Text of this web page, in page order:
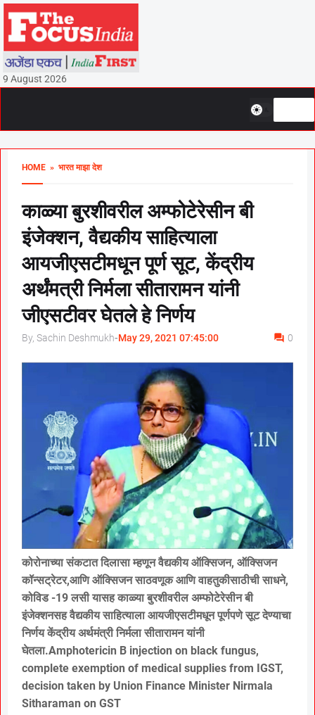
9 August 2026
HOME » भारत माझा देश
काळ्या बुरशीवरील अम्फोटेरेसीन बी
इंजेक्शन, वैद्यकीय साहित्याला
आयजीएसटीमधून पूर्ण सूट, केंद्रीय
अर्थंमत्री निर्मला सीतारामन यांनी
जीएसटीवर घेतले हे निर्णय
By, Sachin Deshmukh-May 29, 2021 07:45:00 0
कोरोनाच्या संकटात दिलासा म्हणून वैद्यकीय ऑक्सिजन, ऑक्सिजन
कॉन्सट्रेटर,आणि ऑक्सिजन साठवणूक आणि वाहतुकीसाठीची साधने,
कोविड -19 लसी यासह काळ्या बुरशीवरील अम्फोटेरेसीन बी
इंजेक्शनसह वैद्यकीय साहित्याला आयजीएसटीमधून पूर्णपणे सूट देण्याचा
निर्णय केंद्रीय अर्थमंत्री निर्मला सीतारामन यांनी
घेतला.Amphotericin B injection on black fungus,
complete exemption of medical supplies from IGST,
decision taken by Union Finance Minister Nirmala
Sitharaman on GST